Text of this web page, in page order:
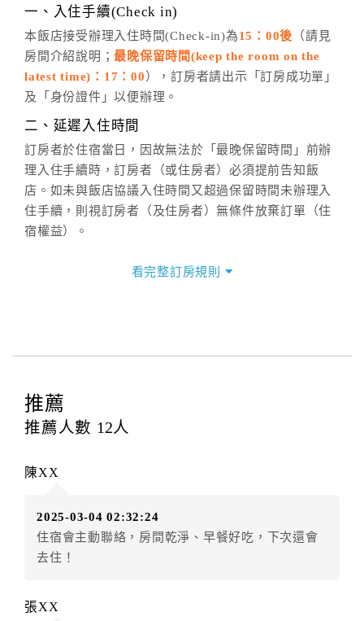
※非客服時間之申辦異動，皆為次日計算及辦理。
五、客服時間
週一至週日，上午9:00～晚上6:00
六、聯絡方式
(07)9682715 。
一、入住手續(Check in)
本飯店接受辦理入住時間(Check-in)為15：00後 （請見
房間介紹說明；最晚保留時間(keep the room on the
latest time)：17：00 ），訂房者請出示「訂房成功單」
及「身份證件」以便辦理。
二、延遲入住時間
訂房者於住宿當日，因故無法於「最晚保留時間」前辦
理入住手續時，訂房者（或住房者）必須提前告知飯
店。如未與飯店協議入住時間又超過保留時間未辦理入
住手續，則視訂房者（及住房者）無條件放棄訂單（住
宿權益）。
四、訂單異動
提出申辦不得異動訂單。
每筆訂單異動限定
辦理取消退款。
房者應補足差額。（限原訂飯店）
房者不得要求退其差額。（限原訂飯店）
五、保留住宿權益(保留住房)
（提出申辦日為保留起算日）
看完整訂房規則
推薦
推薦人數 12人
陳XX
2025-03-04 02:32:24
住宿會主動聯絡，房間乾淨、早餐好吃，下次還會
去住！
張XX